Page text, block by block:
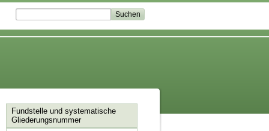
Fundstelle und systematische
Gliederungsnummer